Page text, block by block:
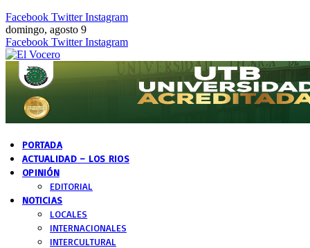
Facebook Twitter Instagram
domingo, agosto 9
Facebook Twitter Instagram
PORTADA
ACTUALIDAD – LOS RIOS
OPINIÓN
EDITORIAL
NOTICIAS
LOCALES
INTERNACIONALES
INTERCULTURAL